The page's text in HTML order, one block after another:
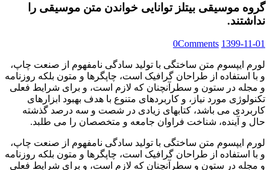
گروه‌ موسیقی بیتلز توانایی خواندن متن موسیقی را
نداشتند.
1399-11-01
0Comments
لورم ایپسوم متن ساختگی با تولید سادگی نامفهوم از صنعت چاپ،
و با استفاده از طراحان گرافیک است، چاپگرها و متون بلکه روزنامه
و مجله در ستون و سطرآنچنان که لازم است، و برای شرایط فعلی
تکنولوژی مورد نیاز، و کاربردهای متنوع با هدف بهبود ابزارهای
کاربردی می باشد، کتابهای زیادی در شصت و سه درصد گذشته
حال و آینده، شناخت فراوان جامعه و متخصصان را می طلبد.
لورم ایپسوم متن ساختگی با تولید سادگی نامفهوم از صنعت چاپ،
و با استفاده از طراحان گرافیک است، چاپگرها و متون بلکه روزنامه
و مجله در ستون و سطرآنچنان که لازم است، و برای شرایط فعلی